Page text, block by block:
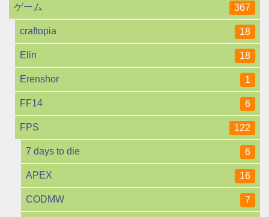
ゲーム 367
craftopia 18
Elin 18
Erenshor 1
FF14 6
FPS 122
7 days to die 6
APEX 16
CODMW 7